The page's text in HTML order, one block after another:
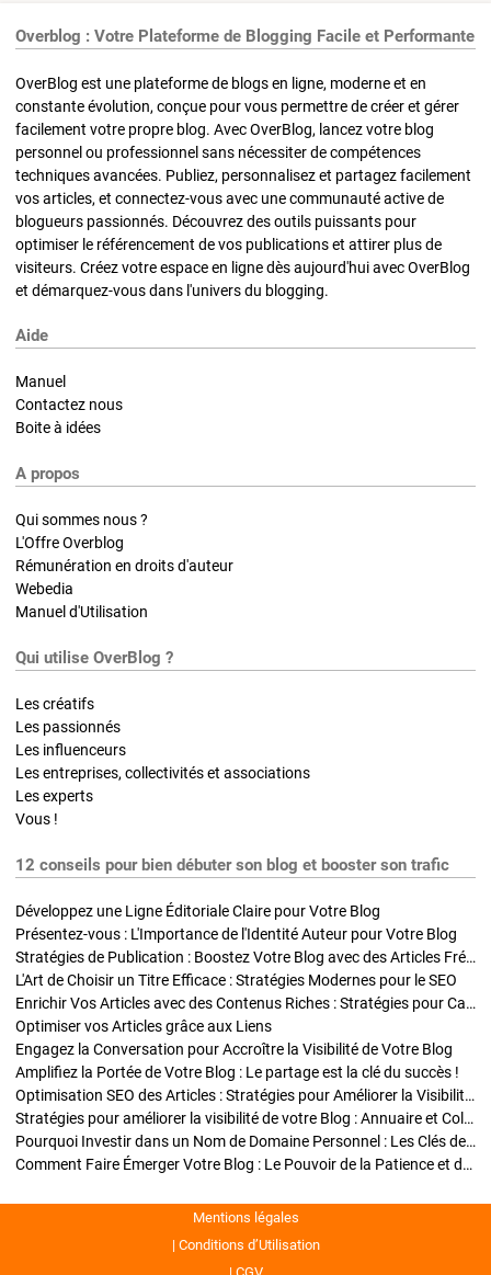
Overblog : Votre Plateforme de Blogging Facile et Performante
OverBlog est une plateforme de blogs en ligne, moderne et en
constante évolution, conçue pour vous permettre de créer et gérer
facilement votre propre blog. Avec OverBlog, lancez votre blog
personnel ou professionnel sans nécessiter de compétences
techniques avancées. Publiez, personnalisez et partagez facilement
vos articles, et connectez-vous avec une communauté active de
blogueurs passionnés. Découvrez des outils puissants pour
optimiser le référencement de vos publications et attirer plus de
visiteurs. Créez votre espace en ligne dès aujourd'hui avec OverBlog
et démarquez-vous dans l'univers du blogging.
Aide
Manuel
Contactez nous
Boite à idées
A propos
Qui sommes nous ?
L'Offre Overblog
Rémunération en droits d'auteur
Webedia
Manuel d'Utilisation
Qui utilise OverBlog ?
Les créatifs
Les passionnés
Les influenceurs
Les entreprises, collectivités et associations
Les experts
Vous !
12 conseils pour bien débuter son blog et booster son trafic
Développez une Ligne Éditoriale Claire pour Votre Blog
Présentez-vous : L'Importance de l'Identité Auteur pour Votre Blog
Stratégies de Publication : Boostez Votre Blog avec des Articles Fréquents et Exclusifs
L'Art de Choisir un Titre Efficace : Stratégies Modernes pour le SEO
Enrichir Vos Articles avec des Contenus Riches : Stratégies pour Captiver et Optimiser
Optimiser vos Articles grâce aux Liens
Engagez la Conversation pour Accroître la Visibilité de Votre Blog
Amplifiez la Portée de Votre Blog : Le partage est la clé du succès !
Optimisation SEO des Articles : Stratégies pour Améliorer la Visibilité de Votre Blog
Stratégies pour améliorer la visibilité de votre Blog : Annuaire et Collaborations
Pourquoi Investir dans un Nom de Domaine Personnel : Les Clés de la Réussite de Votre Blog
Comment Faire Émerger Votre Blog : Le Pouvoir de la Patience et de la Persévérance
Mentions légales
Conditions d’Utilisation